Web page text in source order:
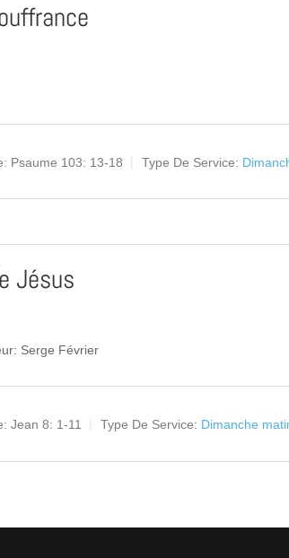
Psaume 103: 13-18 Type De Service:
Jésus
Serge Février
Jean 8: 1-11 Type De Service: Dimanche